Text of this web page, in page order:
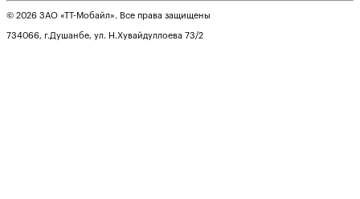
© 2026 ЗАО «ТТ-Мобайл». Все права защищены
734066, г.Душанбе, ул. Н.Хувайдуллоева 73/2